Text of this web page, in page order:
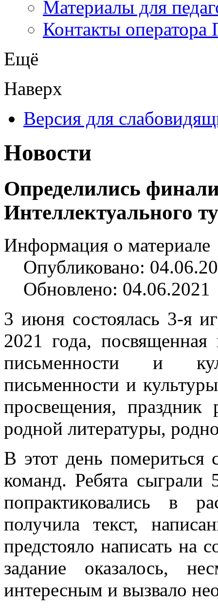
Материалы для
Контакты оператора
Ещё
Наверх
Версия для
Новости
Определились
Интеллектуального
Информация о материале
Опубликовано:
Обновлено: 04.06.2021
3 июня состоялась 3-я
2021 года, посвященная
письменности и
письменности и
просвещения, праздник
родной литературы,
В этот день помериться
команд. Ребята
попрактиковались в
получила текст,
предстояло написать на
задание оказалось,
интересным и вызвало